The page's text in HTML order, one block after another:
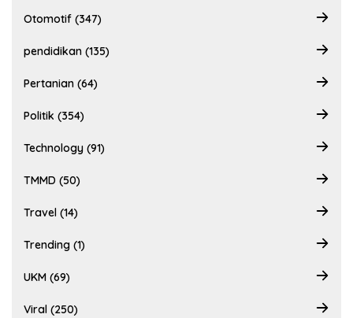
Otomotif (347)
pendidikan (135)
Pertanian (64)
Politik (354)
Technology (91)
TMMD (50)
Travel (14)
Trending (1)
UKM (69)
Viral (250)